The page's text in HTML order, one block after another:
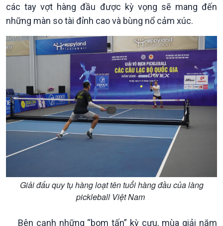
Nam
Xã hội
Tin Đời sống & Xã hội
Khoa học & Công nghệ
Tin Khoa học & Công nghệ
các tay vợt hàng đầu được kỳ vọng sẽ mang đến
những màn so tài đỉnh cao và bùng nổ cảm xúc.
Giải đấu quy tụ hàng loạt tên tuổi hàng đầu của làng
pickleball Việt Nam
Bên cạnh những “bom tấn” kỳ cựu, mùa giải năm